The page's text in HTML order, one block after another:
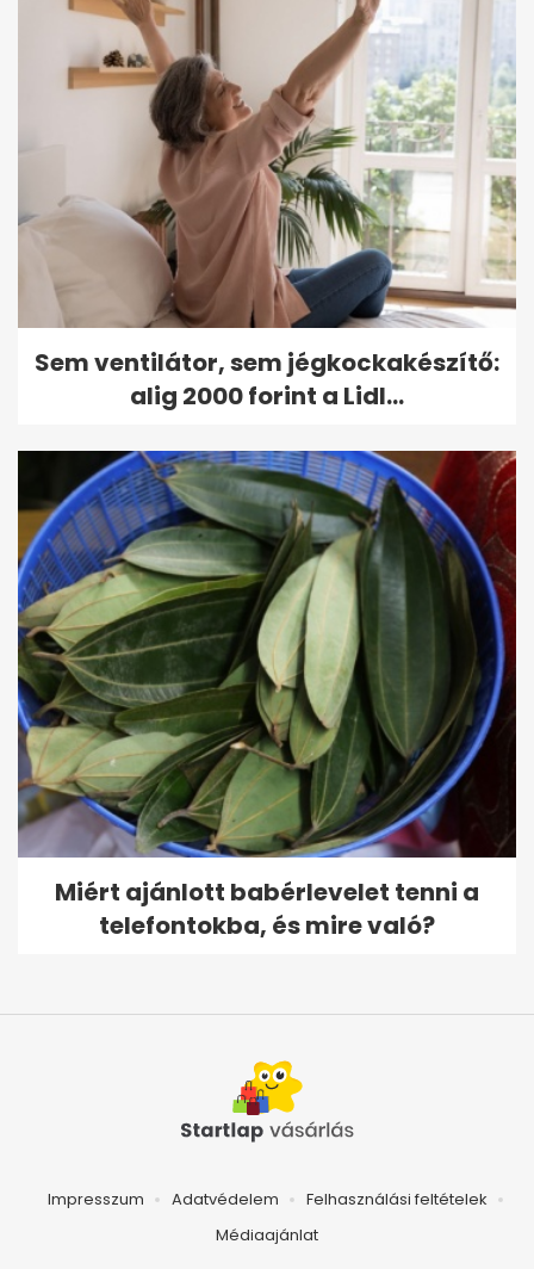
Sem ventilátor, sem jégkockakészítő:
alig 2000 forint a Lidl...
Miért ajánlott babérlevelet tenni a
telefontokba, és mire való?
Impresszum Adatvédelem
Felhasználási feltételek
Médiaajánlat